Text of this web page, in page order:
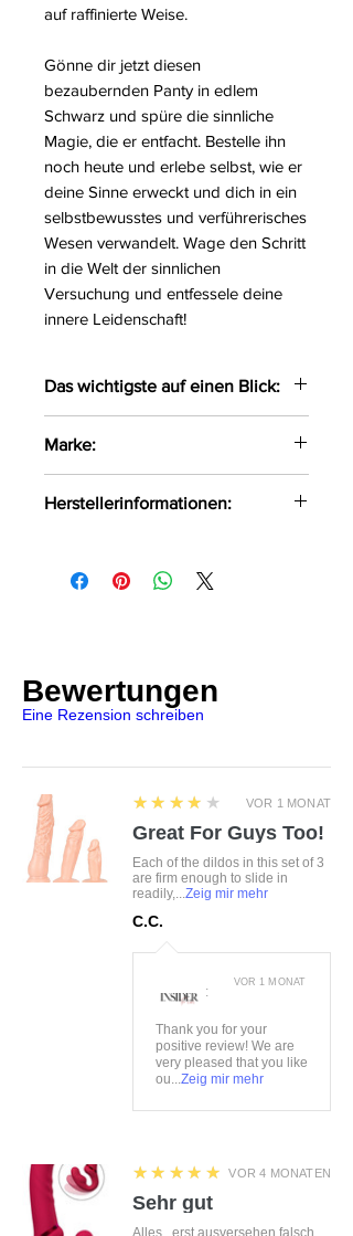
auf raffinierte Weise.
Gönne dir jetzt diesen
bezaubernden Panty in edlem
Schwarz und spüre die sinnliche
Magie, die er entfacht. Bestelle ihn
noch heute und erlebe selbst, wie er
deine Sinne erweckt und dich in ein
selbstbewusstes und verführerisches
Wesen verwandelt. Wage den Schritt
in die Welt der sinnlichen
Versuchung und entfessele deine
innere Leidenschaft!
Das wichtigste auf einen Blick:
Spitze
Das weiche Material liegt
angenehmen auf der Haut
Farbe:
schwarz
Marke:
Herstellerinformationen:
Krolewska Street 1
Bewertungen
Eine Rezension schreiben
VOR 1 MONAT
4
★★★★★
Great For Guys Too!
Each of the dildos in this set of 3
are firm enough to slide in
readily,...Zeig mir mehr
C.C.
:
Thank you for your
positive review! We are
very pleased that you like
ou...Zeig mir mehr
VOR 1 MONAT
VOR 4 MONATEN
5
★★★★★
Sehr gut
Alles...erst ausversehen falsch